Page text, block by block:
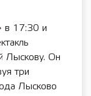
в 17:30 и
Лыскову. Он
три
Лысково